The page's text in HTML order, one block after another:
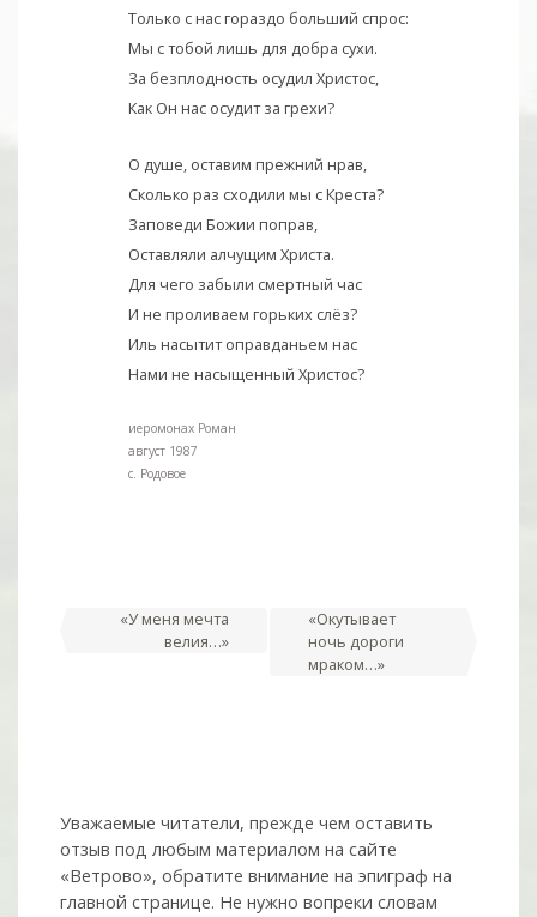
Только с нас гораздо больший спрос:
Мы с тобой лишь для добра сухи.
За безплодность осудил Христос,
Как Он нас осудит за грехи?
О душе, оставим прежний нрав,
Сколько раз сходили мы с Креста?
Заповеди Божии поправ,
Оставляли алчущим Христа.
Для чего забыли смертный час
И не проливаем горьких слёз?
Иль насытит оправданьем нас
Нами не насыщенный Христос?
иеромонах Роман
август 1987
с. Родовое
Навигация
«У меня мечта
велия…»
«Окутывает
ночь дороги
мраком…»
Уважаемые читатели, прежде чем оставить
отзыв под любым материалом на сайте
«Ветрово», обратите внимание на эпиграф на
главной странице. Не нужно вопреки словам